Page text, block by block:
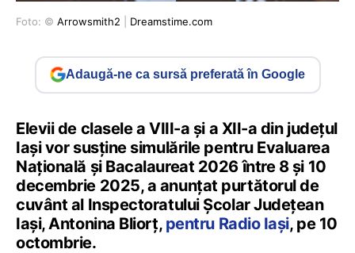
Foto: © Arrowsmith2 Dreamstime.com
Adaugă-ne ca sursă preferată în Google
Elevii de clasele a VIII-a și a XII-a din județul
Iași vor susține simulările pentru Evaluarea
Națională și Bacalaureat 2026 între 8 și 10
decembrie 2025, a anunțat purtătorul de
cuvânt al Inspectoratului Școlar Județean
Iași, Antonina Bliorț, pentru Radio Iași, pe 10
octombrie.